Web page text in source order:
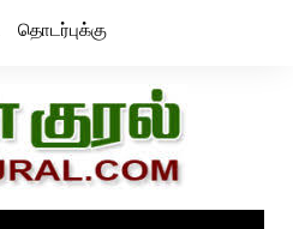
தொடர்புக்கு